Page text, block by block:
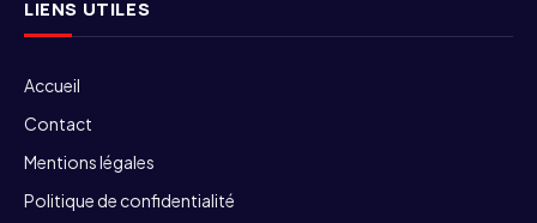
LIENS UTILES
Accueil
Contact
Mentions légales
Politique de confidentialité